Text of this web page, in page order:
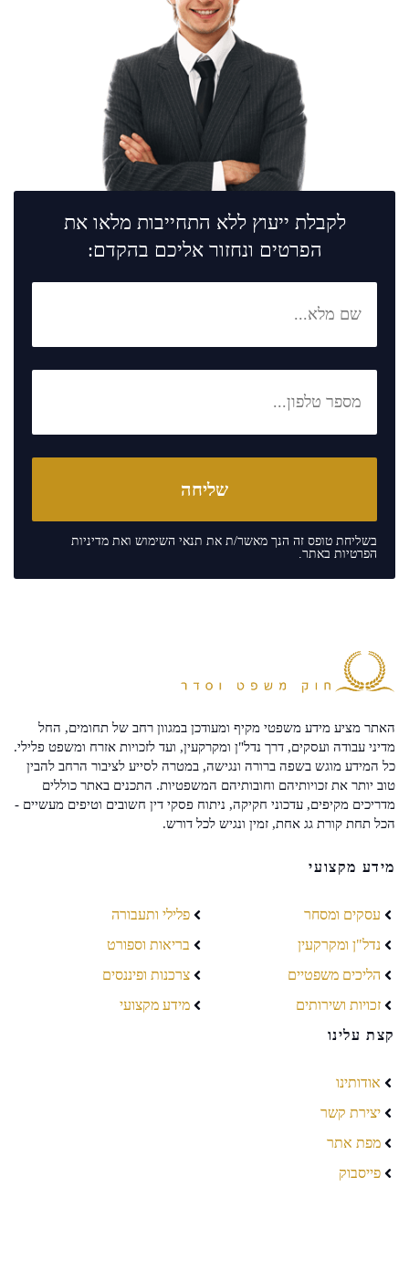
לקבלת ייעוץ ללא התחייבות מלאו את
הפרטים ונחזור אליכם בהקדם:
בשליחת טופס זה הנך מאשר/ת את תנאי השימוש ואת מדיניות
הפרטיות באתר.
האתר מציע מידע משפטי מקיף ומעודכן במגוון רחב של תחומים, החל
מדיני עבודה ועסקים, דרך נדל"ן ומקרקעין, ועד לזכויות אזרח ומשפט פלילי.
כל המידע מוגש בשפה ברורה ונגישה, במטרה לסייע לציבור הרחב להבין
טוב יותר את זכויותיהם וחובותיהם המשפטיות. התכנים באתר כוללים
מדריכים מקיפים, עדכוני חקיקה, ניתוח פסקי דין חשובים וטיפים מעשיים -
הכל תחת קורת גג אחת, זמין ונגיש לכל דורש.
מידע מקצועי
עסקים ומסחר
נדל"ן ומקרקעין
הליכים משפטיים
זכויות ושירותים
פלילי ותעבורה
בריאות וספורט
צרכנות ופיננסים
מידע מקצועי
קצת עלינו
אודותינו
יצירת קשר
מפת אתר
פייסבוק